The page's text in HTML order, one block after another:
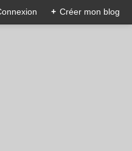
+ Créer mon blog